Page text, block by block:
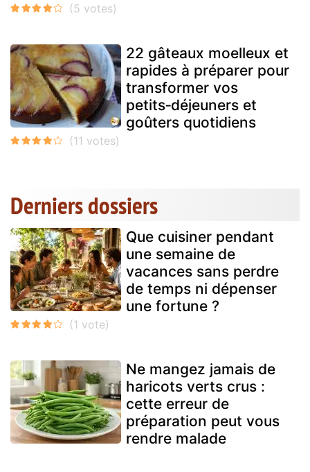
22 gâteaux moelleux et
rapides à préparer pour
transformer vos
petits‑déjeuners et
goûters quotidiens
Derniers dossiers
Que cuisiner pendant
une semaine de
vacances sans perdre
de temps ni dépenser
une fortune ?
Ne mangez jamais de
haricots verts crus :
cette erreur de
préparation peut vous
rendre malade